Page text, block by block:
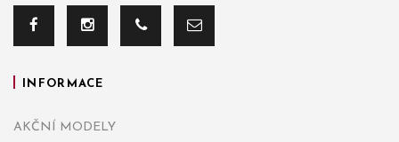
INFORMACE
AKČNÍ MODELY